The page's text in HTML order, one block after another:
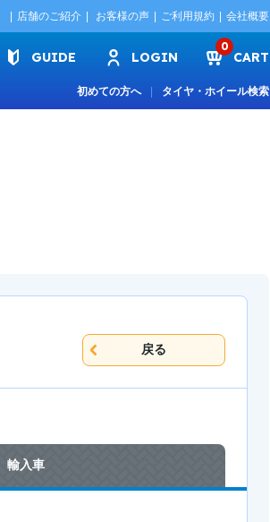
店舗のご紹介 お客様の声 ご利用規約 会社概要
GUIDE LOGIN
0
CART
初めての方へ タイヤ・ホイール検索
戻る
輸入車